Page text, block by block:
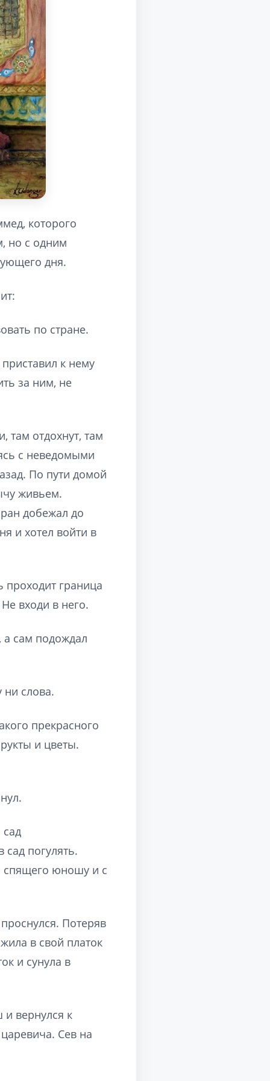
которого
но с одним
дня.
по стране.
к нему
за ним, не
там отдохнут, там
с неведомыми
По пути домой
живьем.
добежал до
и хотел войти в
граница
входи в него.
а сам подождал
слова.
прекрасного
и цветы.
погулять.
спящего юношу и с
Потеряв
в свой платок
и сунула в
вернулся к
Сев на